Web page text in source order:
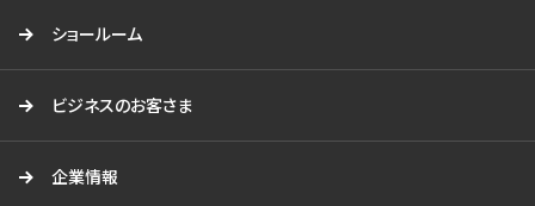
ショールーム
ビジネスのお客さま
企業情報